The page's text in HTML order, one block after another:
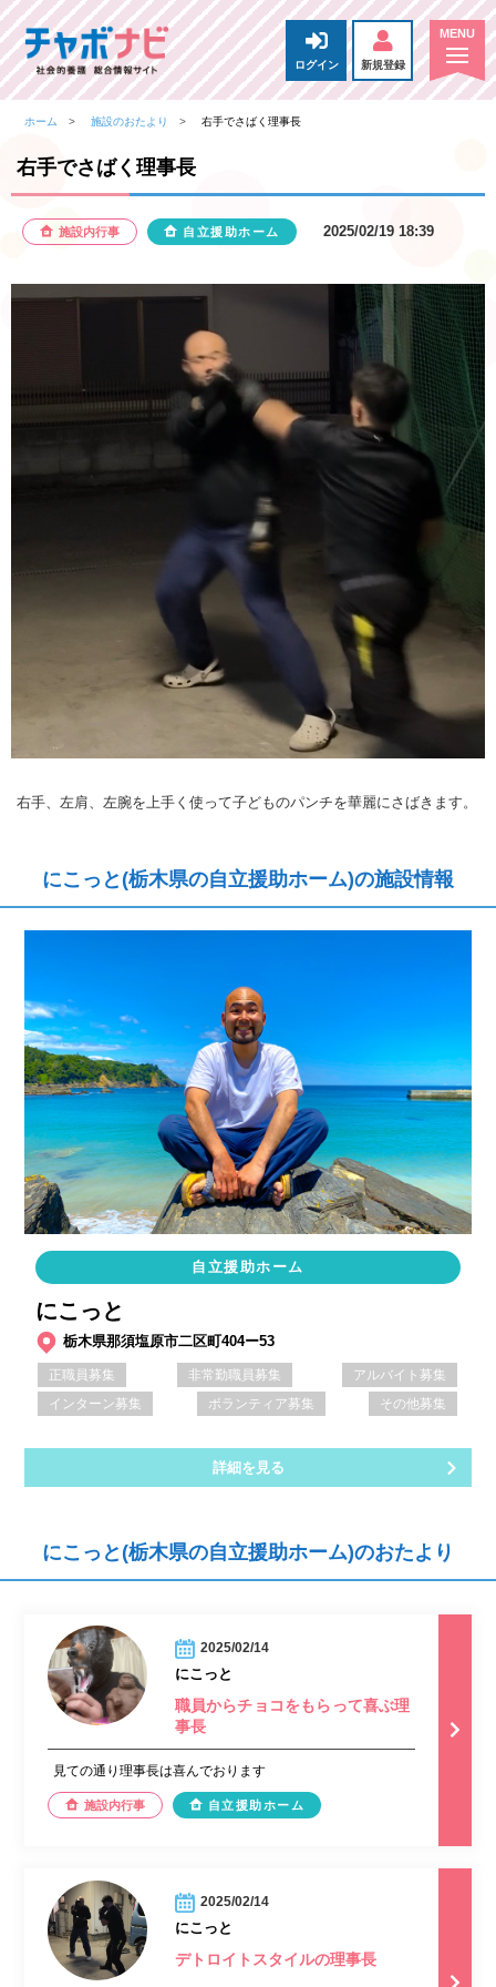
ログイン 新規登録
ホーム 施設のおたより 右手でさばく理事長
右手でさばく理事長
施設内行事 自立援助ホーム 2025/02/19 18:39
右手、左肩、左腕を上手く使って子どものパンチを華麗にさばきます。
にこっと(栃木県の自立援助ホーム)の施設情報
自立援助ホーム
にこっと
栃木県那須塩原市二区町404ー53
正職員募集 非常勤職員募集
アルバイト募集
インターン募集
ボランティア募集 その他募集
詳細を見る
にこっと(栃木県の自立援助ホーム)のおたより
2025/02/14
にこっと
職員からチョコをもらって喜ぶ理
事長
見ての通り理事長は喜んでおります
施設内行事 自立援助ホーム
2025/02/14
にこっと
デトロイトスタイルの理事長